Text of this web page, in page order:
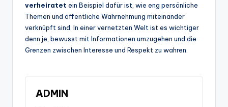
verheiratet ein Beispiel dafür ist, wie eng persönliche
Themen und öffentliche Wahrnehmung miteinander
verknüpft sind. In einer vernetzten Welt ist es wichtiger
denn je, bewusst mit Informationen umzugehen und die
Grenzen zwischen Interesse und Respekt zu wahren.
ADMIN